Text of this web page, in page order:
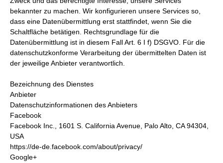
bekannter zu machen. Wir konfigurieren unsere Services so,
dass eine Datenübermittlung erst stattfindet, wenn Sie die
Schaltfläche betätigen. Rechtsgrundlage für die
Datenübermittlung ist in diesem Fall Art. 6 I f) DSGVO. Für die
datenschutzkonforme Verarbeitung der übermittelten Daten ist
der jeweilige Anbieter verantwortlich.
Bezeichnung des Dienstes
Anbieter
Datenschutzinformationen des Anbieters
Facebook
Facebook Inc., 1601 S. California Avenue, Palo Alto, CA 94304,
USA
https://de-de.facebook.com/about/privacy/
Google+